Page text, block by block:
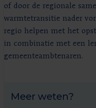
of door de regionale
warmtetransitie nader
regio helpen met het
in combinatie met een
gemeenteambtenaren.
Meer weten?